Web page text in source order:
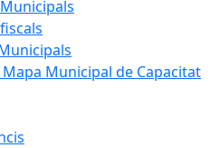
Municipal de Capacitat